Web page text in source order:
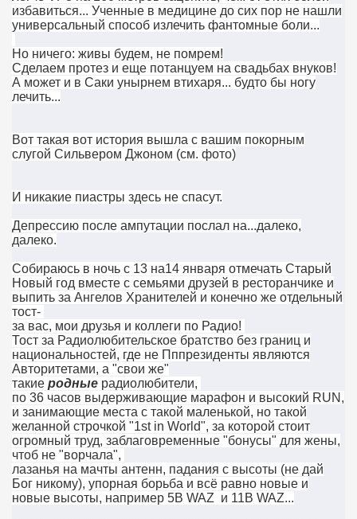
избавиться... Ученные в медицине до сих пор не нашли
универсальный способ излечить фантомные боли...
Но ничего: живы будем, не помрем!
Сделаем протез и еще потанцуем на свадьбах внуков!
А может и в Саки унырнем втихаря... будто бы ногу
лечить...
Вот такая вот история вышла с вашим покорным
слугой Сильвером Джоном (см. фото)
И никакие пиастры здесь не спасут.
Депрессию после ампутации послал на...далеко,
далеко.
Собираюсь в ночь с 13 на14 января отмечать Старый
Новый год вместе с семьями друзей в ресторанчике и
выпить за Ангелов Хранителей и конечно же отдельный
тост-
за вас, мои друзья и коллеги по Радио!
Тост за Радиолюбительское братство без границ и
национальностей, где не Пппрезиденты являются
Авторитетами, а "свои же"
такие родные радиолюбители,
по 36 часов выдерживающие марафон и высокий RUN,
и занимающие места с такой маленькой, но такой
желанной строчкой "1st in World", за которой стоит
огромный труд, заблаговременные "бонусы" для жены,
чтоб не "ворчала",
лазанья на мачты антенн, падания с высоты (не дай
Бог никому), упорная борьба и всё равно новые и
новые высоты, например 5B WAZ и 11B WAZ...